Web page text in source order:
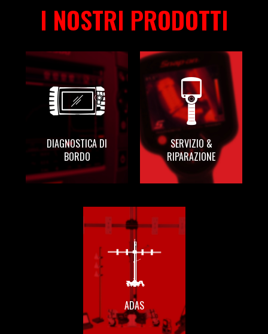
I NOSTRI PRODOTTI
DIAGNOSTICA DI
BORDO
DIAGNOSTICA DI BORDO
SERVIZIO &
RIPARAZIONE
SERVIZIO &
RIPARAZIONE
ADAS